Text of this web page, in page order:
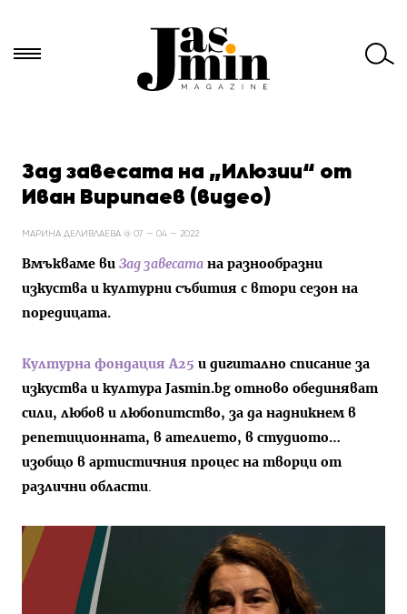
за:Зад завесата на „Илюзии“ от
Иван Вирипаев (видео)
МАРИНА ДЕЛИВЛАЕВА @ 07 — 04 — 2022
Вмъкваме ви Зад завесата на разнообразни
изкуства и културни събития с втори сезон на
поредицата.
Културна фондация А25 и дигитално списание за
изкуства и култура Jasmin.bg отново обединяват
сили, любов и любопитство, за да надникнем в
репетиционната, в ателието, в студиото…
изобщо в артистичния процес на творци от
различни области.